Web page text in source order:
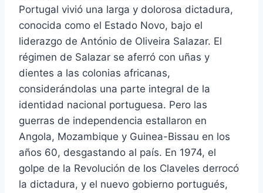
Portugal vivió una larga y dolorosa dictadura,
conocida como el Estado Novo, bajo el
liderazgo de António de Oliveira Salazar. El
régimen de Salazar se aferró con uñas y
dientes a las colonias africanas,
considerándolas una parte integral de la
identidad nacional portuguesa. Pero las
guerras de independencia estallaron en
Angola, Mozambique y Guinea-Bissau en los
años 60, desgastando al país. En 1974, el
golpe de la Revolución de los Claveles derrocó
la dictadura, y el nuevo gobierno portugués,